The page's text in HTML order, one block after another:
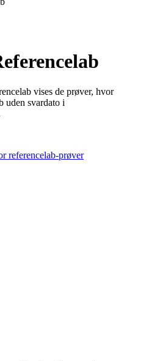
vises de prøver, hvor
uden svardato i
referencelab-prøver